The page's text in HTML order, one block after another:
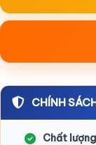
CHÍNH
Chất